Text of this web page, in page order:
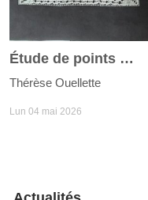
Étude de points Milanaise
Thérèse Ouellette
Lun 04 mai 2026